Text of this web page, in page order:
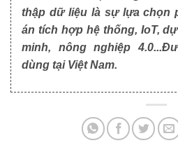
thập dữ liệu là sự lựa chọn
án tích hợp hệ thống, IoT,
minh, nông nghiệp
dùng tại Việt Nam.